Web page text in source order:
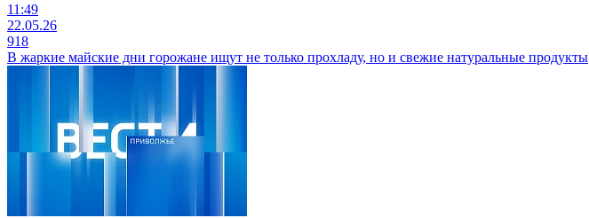
11:49
22.05.26
918
В жаркие майские дни горожане ищут не только прохладу, но и свежие натуральные продукты